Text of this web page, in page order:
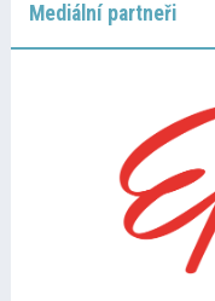
Mediální partneři